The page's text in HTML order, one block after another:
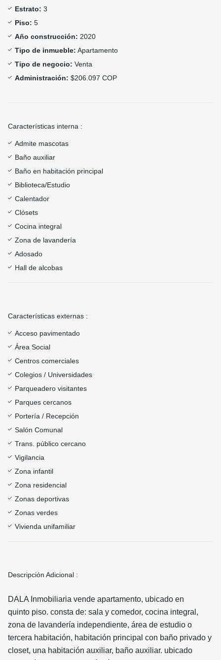
Estrato: 3
Piso: 5
Año construcción: 2020
Tipo de inmueble: Apartamento
Tipo de negocio: Venta
Administración: $206.097 COP
Características interna :
Admite mascotas
Baño auxiliar
Baño en habitación principal
Biblioteca/Estudio
Calentador
Clósets
Cocina integral
Zona de lavandería
Adosado
Hall de alcobas
Características externas :
Acceso pavimentado
Área Social
Centros comerciales
Colegios / Universidades
Parqueadero visitantes
Parques cercanos
Portería / Recepción
Salón Comunal
Trans. público cercano
Vigilancia
Zona infantil
Zona residencial
Zonas deportivas
Zonas verdes
Vivienda unifamiliar
Descripción Adicional :
DALA Inmobiliaria vende apartamento, ubicado en
quinto piso. consta de: sala y comedor, cocina integral,
zona de lavandería independiente, área de estudio o
tercera habitación, habitación principal con baño privado y
closet, una habitación auxiliar, baño auxiliar. ubicado